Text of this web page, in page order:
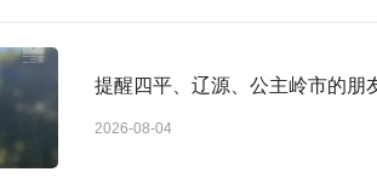
提醒四平、辽源、公主岭市的朋
2026-08-04